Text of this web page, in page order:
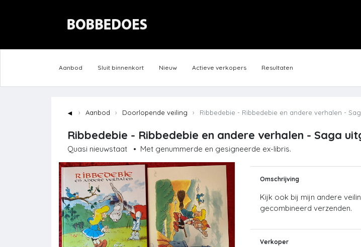
Aanbod Sluit binnenkort Nieuw Actieve verkopers Resultaten
◄ Aanbod Doorlopende veiling Ribbedebie - Ribbedebie en andere verhalen -
Ribbedebie - Ribbedebie en andere verhalen - Saga
Quasi nieuwstaat • Met genummerde en gesigneerde ex-libris.
Omschrijving
Kijk ook bij mijn andere
gecombineerd verzenden.
Verkoper